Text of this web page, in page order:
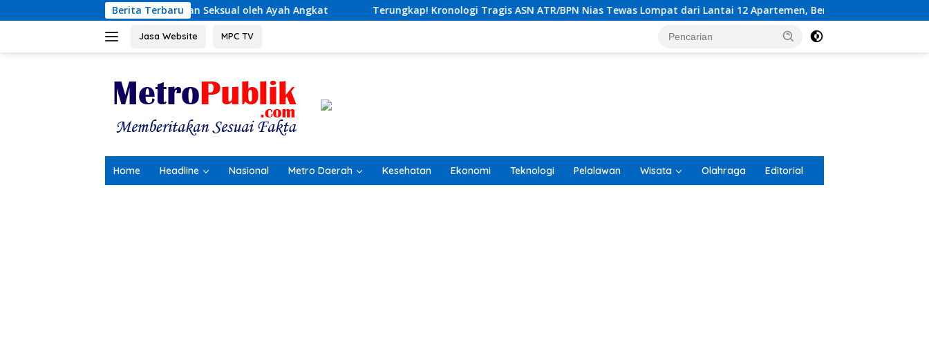
ke
Berita Terbaru
Seksual oleh Ayah Angkat Terungkap! Kronologi Tragis ASN ATR/BPN Nias Tewas Lompat dari Lantai 12 Apartemen, Berawal dari Pesan Wanita Lewat Aplikasi Kencan
Jasa Website MPC TV
Home Headline Nasional Metro Daerah Kesehatan Ekonomi Teknologi Pelalawan Wisata Olahraga Editorial